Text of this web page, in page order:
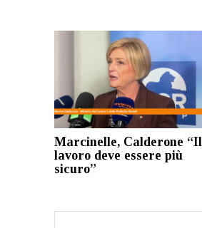
Marcinelle, Calderone “Il
lavoro deve essere più
sicuro”